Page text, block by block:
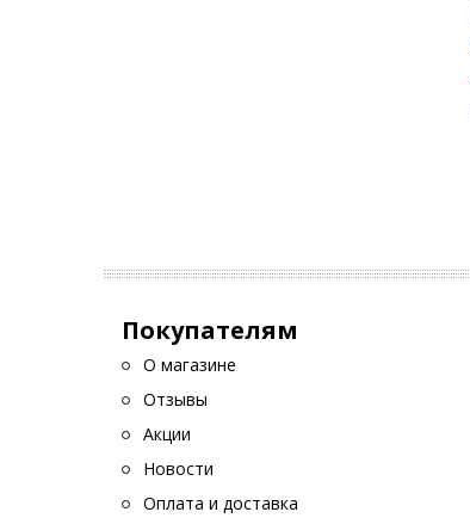
Покупателям
О магазине
Отзывы
Акции
Новости
Оплата и доставка